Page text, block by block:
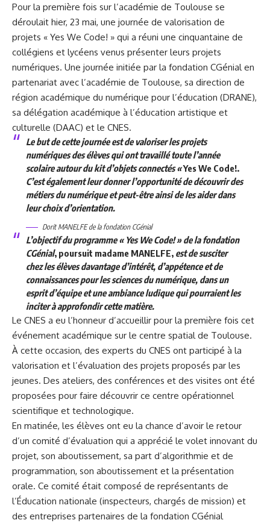
Pour la première fois sur l’académie de Toulouse se
déroulait hier, 23 mai, une journée de valorisation de
projets « Yes We Code! » qui a réuni une cinquantaine de
collégiens et lycéens venus présenter leurs projets
numériques. Une journée initiée par la fondation CGénial en
partenariat avec l’académie de Toulouse, sa direction de
région académique du numérique pour l’éducation (DRANE),
sa délégation académique à l’éducation artistique et
culturelle (DAAC) et le CNES.
Le but de cette journée est de valoriser les projets
numériques des élèves qui ont travaillé toute l’année
scolaire autour du kit d’objets connectés «Yes We Code!.
C’est également leur donner l’opportunité de découvrir des
métiers du numérique et peut-être ainsi de les aider dans
leur choix d’orientation.
Dorit MANELFE de la fondation CGénial
L’objectif du programme « Yes We Code! » de la fondation
CGénial, poursuit madame MANELFE, est de susciter
chez les élèves davantage d’intérêt, d’appétence et de
connaissances pour les sciences du numérique, dans un
esprit d’équipe et une ambiance ludique qui pourraient les
inciter à approfondir cette matière.
Le CNES a eu l’honneur d’accueillir pour la première fois cet
événement académique sur le centre spatial de Toulouse.
À cette occasion, des experts du CNES ont participé à la
valorisation et l’évaluation des projets proposés par les
jeunes. Des ateliers, des conférences et des visites ont été
proposées pour faire découvrir ce centre opérationnel
scientifique et technologique.
En matinée, les élèves ont eu la chance d’avoir le retour
d’un comité d’évaluation qui a apprécié le volet innovant du
projet, son aboutissement, sa part d’algorithmie et de
programmation, son aboutissement et la présentation
orale. Ce comité était composé de représentants de
l’Éducation nationale (inspecteurs, chargés de mission) et
des entreprises partenaires de la fondation CGénial